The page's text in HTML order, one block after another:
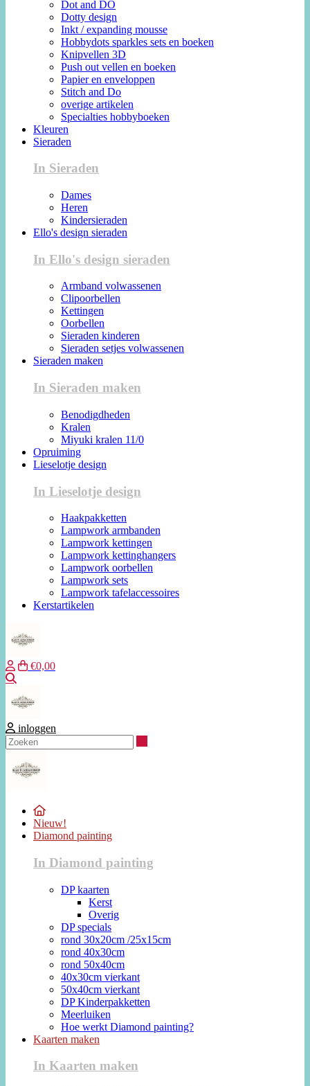
Dot and DO
Dotty design
Inkt / expanding mousse
Hobbydots sparkles sets en boeken
Knipvellen 3D
Push out vellen en boeken
Papier en enveloppen
Stitch and Do
overige artikelen
Specialties hobbyboeken
Kleuren
Sieraden
In Sieraden
Dames
Heren
Kindersieraden
Ello's design sieraden
In Ello's design sieraden
Armband volwassenen
Clipoorbellen
Kettingen
Oorbellen
Sieraden kinderen
Sieraden setjes volwassenen
Sieraden maken
In Sieraden maken
Benodigdheden
Kralen
Miyuki kralen 11/0
Opruiming
Lieselotje design
In Lieselotje design
Haakpakketten
Lampwork armbanden
Lampwork kettingen
Lampwork kettinghangers
Lampwork oorbellen
Lampwork sets
Lampwork tafelaccessoires
Kerstartikelen
€0,00
inloggen
Nieuw!
Diamond painting
In Diamond painting
DP kaarten
Kerst
Overig
DP specials
rond 30x20cm /25x15cm
rond 40x30cm
rond 50x40cm
40x30cm vierkant
50x40cm vierkant
DP Kinderpakketten
Meerluiken
Hoe werkt Diamond painting?
Kaarten maken
In Kaarten maken